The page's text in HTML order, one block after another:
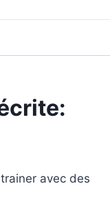
avec des